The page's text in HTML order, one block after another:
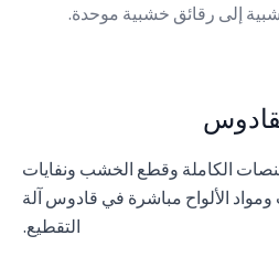
إلى رقائق خشبية موحدة.
الكاملة وقطع الخشب ونفايات
الألواح مباشرة في قادوس آلة
التقطيع.